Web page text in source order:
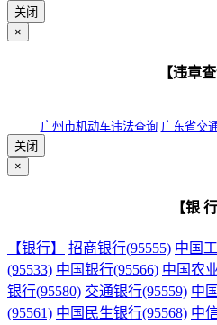
关闭
×
【违章查
广州市机动车违法查询 广东省交
关闭
×
【银 行
【银行】 招商银行(95555) 中国
(95533) 中国银行(95566) 中国农
银行(95580) 交通银行(95559) 中
(95561) 中国民生银行(95568) 中